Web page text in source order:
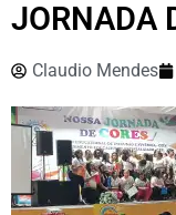
JORNADA
Claudio Mendes